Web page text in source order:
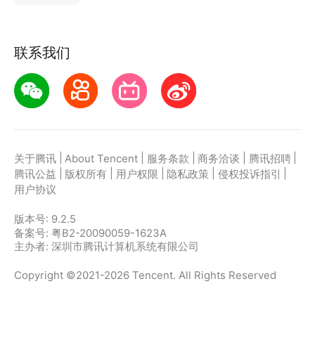
联系我们
关于腾讯 About Tencent 服务条款 商务洽谈 腾讯招聘
腾讯公益
版权所有 用户权限 隐私政策 侵权投诉指引
用户协议
版本号: 9.2.5
备案号: 粤B2-20090059-1623A
主办者: 深圳市腾讯计算机系统有限公司
Copyright ©2021-2026 Tencent. All Rights Reserved